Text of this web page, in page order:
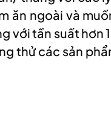
ăn ngoài và
với tần suất hơn
thử các sản